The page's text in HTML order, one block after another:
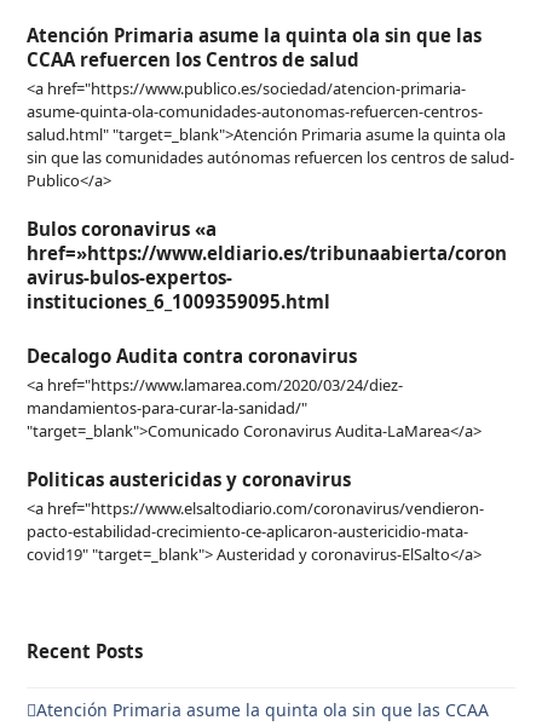
Atención Primaria asume la quinta ola sin que las
CCAA refuercen los Centros de salud
<a href="https://www.publico.es/sociedad/atencion-primaria-
asume-quinta-ola-comunidades-autonomas-refuercen-centros-
salud.html" "target=_blank">Atención Primaria asume la quinta ola
sin que las comunidades autónomas refuercen los centros de salud-
Publico</a>
Bulos coronavirus «a
href=»https://www.eldiario.es/tribunaabierta/coron
avirus-bulos-expertos-
instituciones_6_1009359095.html
Decalogo Audita contra coronavirus
<a href="https://www.lamarea.com/2020/03/24/diez-
mandamientos-para-curar-la-sanidad/"
"target=_blank">Comunicado Coronavirus Audita-LaMarea</a>
Politicas austericidas y coronavirus
<a href="https://www.elsaltodiario.com/coronavirus/vendieron-
pacto-estabilidad-crecimiento-ce-aplicaron-austericidio-mata-
covid19" "target=_blank"> Austeridad y coronavirus-ElSalto</a>
Recent Posts
Atención Primaria asume la quinta ola sin que las CCAA